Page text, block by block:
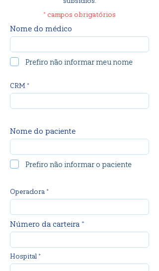
* campos obrigatórios
Nome do médico
Prefiro não informar meu nome
CRM *
Nome do paciente
Prefiro não informar o paciente
Operadora *
Número da carteira *
Hospital *